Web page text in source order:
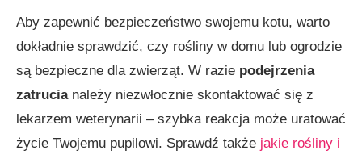
Aby zapewnić bezpieczeństwo swojemu kotu, warto
dokładnie sprawdzić, czy rośliny w domu lub ogrodzie
są bezpieczne dla zwierząt. W razie podejrzenia
zatrucianależy niezwłocznie skontaktować się z
lekarzem weterynarii – szybka reakcja może uratować
życie Twojemu pupilowi. Sprawdź także jakie rośliny i